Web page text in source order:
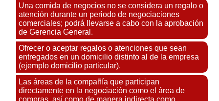
Una comida de negocios no se considera un regalo o
atención durante un periodo de negociaciones
comerciales; podrá llevarse a cabo con la aprobación
de Gerencia General.
Ofrecer o aceptar regalos o atenciones que sean
entregados en un domicilio distinto al de la empresa
(ejemplo domicilio particular).
Las áreas de la compañía que participan
directamente en la negociación como el área de
compras, así como de manera indirecta como,